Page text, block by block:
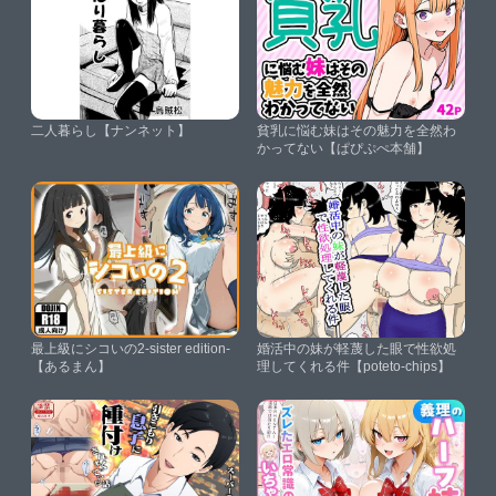
二人暮らし【ナンネット】
貧乳に悩む妹はその魅力を全然わ
かってない【ぱぴぷぺ本舗】
最上級にシコいの2-sister edition-
【あるまん】
婚活中の妹が軽蔑した眼で性欲処
理してくれる件【poteto-chips】